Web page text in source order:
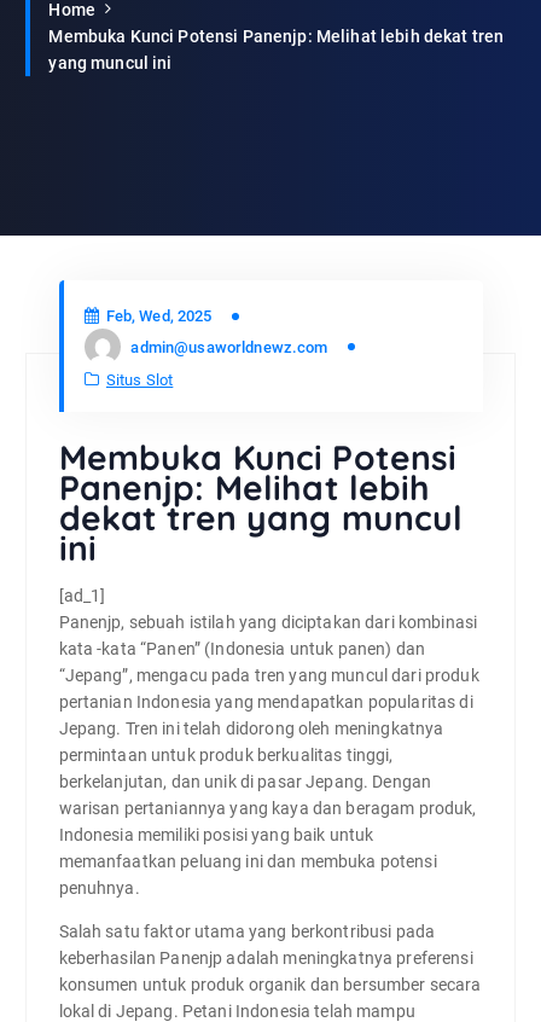
Home
Membuka Kunci Potensi Panenjp: Melihat lebih dekat tren
yang muncul ini
Feb, Wed, 2025
admin@usaworldnewz.com
Situs Slot
Membuka Kunci Potensi
Panenjp: Melihat lebih
dekat tren yang muncul
ini
[ad_1]
Panenjp, sebuah istilah yang diciptakan dari kombinasi
kata -kata “Panen” (Indonesia untuk panen) dan
“Jepang”, mengacu pada tren yang muncul dari produk
pertanian Indonesia yang mendapatkan popularitas di
Jepang. Tren ini telah didorong oleh meningkatnya
permintaan untuk produk berkualitas tinggi,
berkelanjutan, dan unik di pasar Jepang. Dengan
warisan pertaniannya yang kaya dan beragam produk,
Indonesia memiliki posisi yang baik untuk
memanfaatkan peluang ini dan membuka potensi
penuhnya.
Salah satu faktor utama yang berkontribusi pada
keberhasilan Panenjp adalah meningkatnya preferensi
konsumen untuk produk organik dan bersumber secara
lokal di Jepang. Petani Indonesia telah mampu